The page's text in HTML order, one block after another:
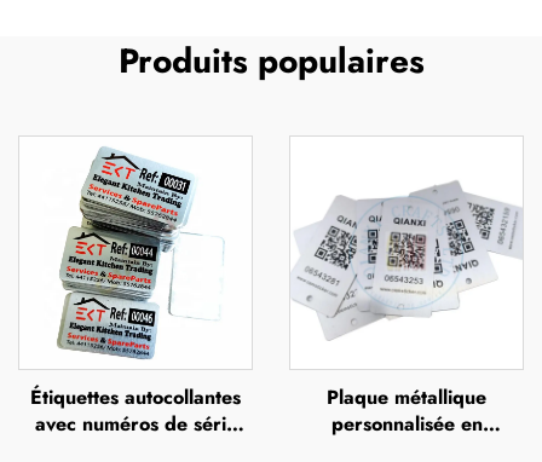
Produits populaires
Étiquettes autocollantes
avec numéros de série
Plaque métallique
personnalisée en